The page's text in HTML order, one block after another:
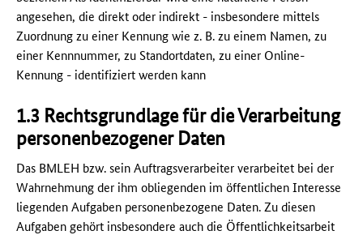
angesehen, die direkt oder indirekt - insbesondere mittels
Zuordnung zu einer Kennung wie z. B. zu einem Namen, zu
einer Kennnummer, zu Standortdaten, zu einer Online-
Kennung - identifiziert werden kann
1.3 Rechtsgrundlage für die Verarbeitung
personenbezogener Daten
Das BMLEH bzw. sein Auftragsverarbeiter verarbeitet bei der
Wahrnehmung der ihm obliegenden im öffentlichen Interesse
liegenden Aufgaben personenbezogene Daten. Zu diesen
Aufgaben gehört insbesondere auch die Öffentlichkeitsarbeit